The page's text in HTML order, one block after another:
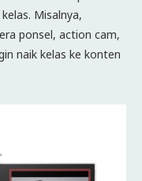
Misalnya,
ponsel, action cam,
naik kelas ke konten